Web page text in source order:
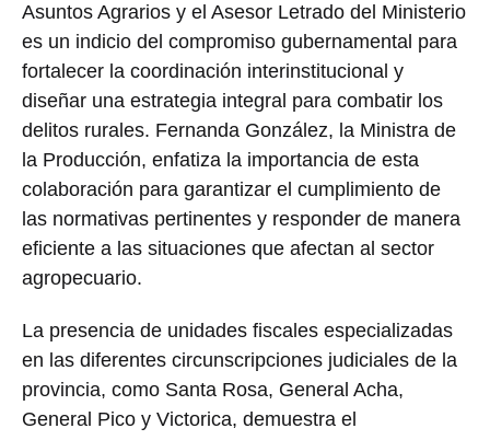
Asuntos Agrarios y el Asesor Letrado del Ministerio
es un indicio del compromiso gubernamental para
fortalecer la coordinación interinstitucional y
diseñar una estrategia integral para combatir los
delitos rurales. Fernanda González, la Ministra de
la Producción, enfatiza la importancia de esta
colaboración para garantizar el cumplimiento de
las normativas pertinentes y responder de manera
eficiente a las situaciones que afectan al sector
agropecuario.
La presencia de unidades fiscales especializadas
en las diferentes circunscripciones judiciales de la
provincia, como Santa Rosa, General Acha,
General Pico y Victorica, demuestra el